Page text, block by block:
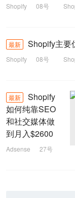
Shopify 08号
最新 Shopify主要
Shopify 08号
最新
Shopify
如何纯靠SEO
和社交媒体做
到月入$2600
Adsense
27号